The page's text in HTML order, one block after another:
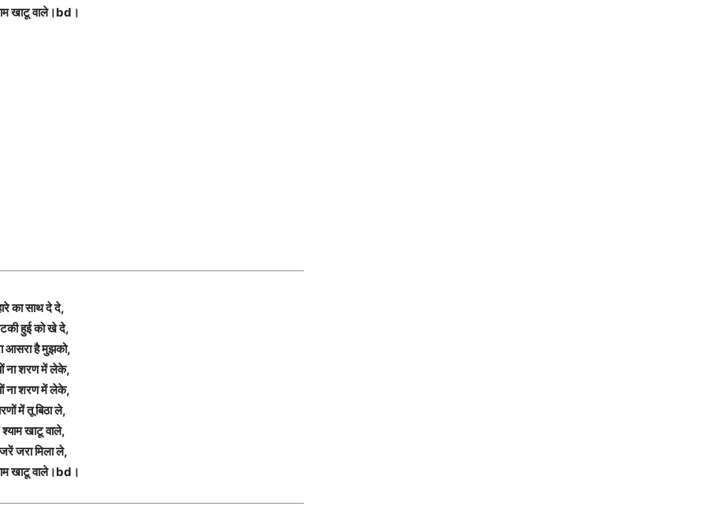
खाटू वाले।bd।
का साथ दे दे,
हुई को खे दे,
आसरा है मुझको,
ना शरण में लेके,
ना शरण में लेके,
में तू बिठा ले,
श्याम खाटू वाले,
जरा मिला ले,
खाटू वाले।bd।